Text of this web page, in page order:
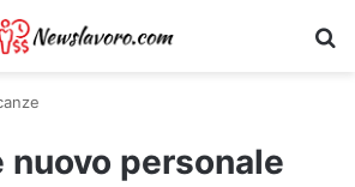
nuovo personale